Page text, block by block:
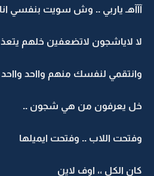
ياربي .. وش سويت بنفسي انا
لاياشجون لاتضعفين خلهم يتعذبون
لنفسك منهم وااحد وااحد
يعرفون من هي شجون ..
اللاب .. وفتحت ايميلها
الكل ،، اوف لاين